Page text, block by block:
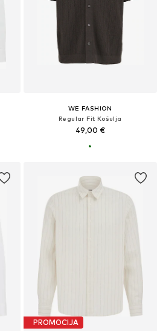
WE FASHION
Regular Fit Košulja
49,00 €
PROMOCIJA